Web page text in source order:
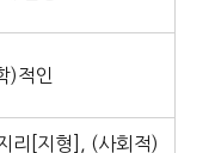
)적인
리[지형], (사회적)